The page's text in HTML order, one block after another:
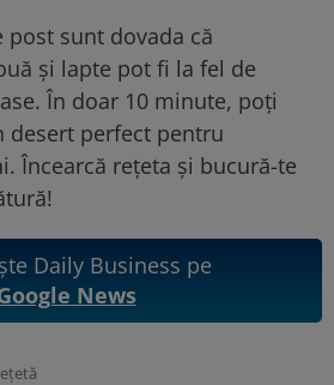
post sunt dovada că
și lapte pot fi la fel de
În doar 10 minute, poți
desert perfect pentru
Încearcă rețeta și bucură-te
Daily Business pe
News